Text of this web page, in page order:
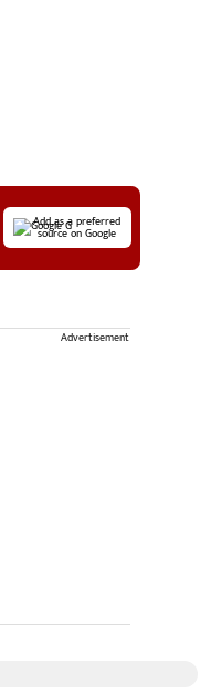
Add as a preferred
source on Google
Advertisement